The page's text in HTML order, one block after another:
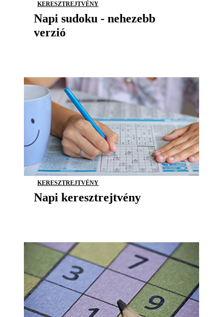
KERESZTREJTVÉNY
Napi sudoku - nehezebb
verzió
KERESZTREJTVÉNY
Napi keresztrejtvény